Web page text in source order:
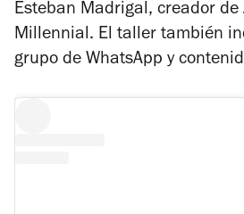
Esteban Madrigal, creador de
Millennial. El taller también
grupo de WhatsApp y